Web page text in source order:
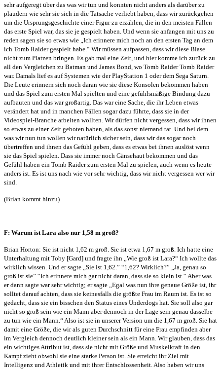
sehr aufgeregt über das was wir tun und konnten nicht anders als darüber zu
plaudern wie sehr sie sich in die Tatsache verliebt haben, dass wir zurückgehen
um die Ursprungsgeschichte einer Figur zu erzählen, die in den meisten Fällen
das erste Spiel war, das sie je gespielt haben. Und wenn sie anfangen mit uns zu
reden sagen sie so etwas wie „Ich erinnere mich noch an den ersten Tag an dem
ich Tomb Raider gespielt habe.“ Wir müssen aufpassen, dass wir diese Blase
nicht zum Platzen bringen. Es gab mal eine Zeit, und hier komme ich zurück zu
all den Vergleichen zu Batman und James Bond, wo Tomb Raider Tomb Raider
war. Damals lief es auf Systemen wie der PlayStation 1 oder dem Sega Saturn.
Die Leute erinnern sich noch daran wie sie diese Konsolen bekommen haben
und das Spiel zum ersten Mal spielten und eine gefühlsmäßige Bindung dazu
aufbauten und das war großartig. Das war eine Sache, die ihr Leben etwas
verändert hat und in manchen Fällen sogar dazu führte, dass sie in der
Videospiel-Branche arbeiten wollten. Wir dürfen nicht vergessen, dass wir ihnen
so etwas zu einer Zeit geboten haben, als das sonst niemand tat. Und bei dem
was wir nun tun wollen wir natürlich sicher sein, dass wir das sogar noch
übertreffen und ihnen das Gefühl geben, dass es etwas bei ihnen auslöst wenn
sie das Spiel spielen. Dass sie immer noch Gänsehaut bekommen und das
Gefühl haben ein Tomb Raider zum ersten Mal zu spielen, auch wenn es heute
anders ist. Es ist uns nach wie vor sehr wichtig, dass wir nicht vergessen wer wir
sind.
(Brian kommt hinzu)
F: Warum ist Lara also nur 1,58 m groß?
Brian Horton: Sie ist nicht 1,62 m groß. Sie ist etwa 1,67 m groß. Ich hatte eine
Unterhaltung mit Toby [Gard] und fragte ihn „Wie groß ist Lara?“ Ich wollte das
wirklich wissen. Und er sagte „Sie ist 1,62.” “1,62? Wirklich?”
„Ja, genau so
groß ist sie” “Ich erinnere mich gar nicht daran, dass sie so klein ist.“ Aber was
er dann sagte war sehr wichtig; er sagte „Egal was nun ihre genaue Größe ist, ihr
solltet darauf achten, dass sie keinesfalls die größte Frau im Raum ist. Es ist so
gedacht, dass sie ein bisschen den Status eines Underdogs hat. Sie soll also gar
nicht so groß sein wie ein Mann aber dennoch in der Lage sein genau dasselbe
zu tun wie ein Mann.“ Also ist sie in unserer Version um die 1,67 m groß. Sie hat
damit eine Größe, die wir als guten Durchschnitt für eine Frau empfinden aber
im Vergleich dennoch deutlich kleiner sein als ein Mann. Wir glauben, dass das
ein wichtiges Attribut ist, dass sie nicht mit Größe und Muskelkraft in den
Kampf zieht obwohl sie eine starke Person ist. Sie erreicht ihr Ziel mit
Intelligenz und Athletik und mit ihrer Entschlossenheit. Also haben wir uns